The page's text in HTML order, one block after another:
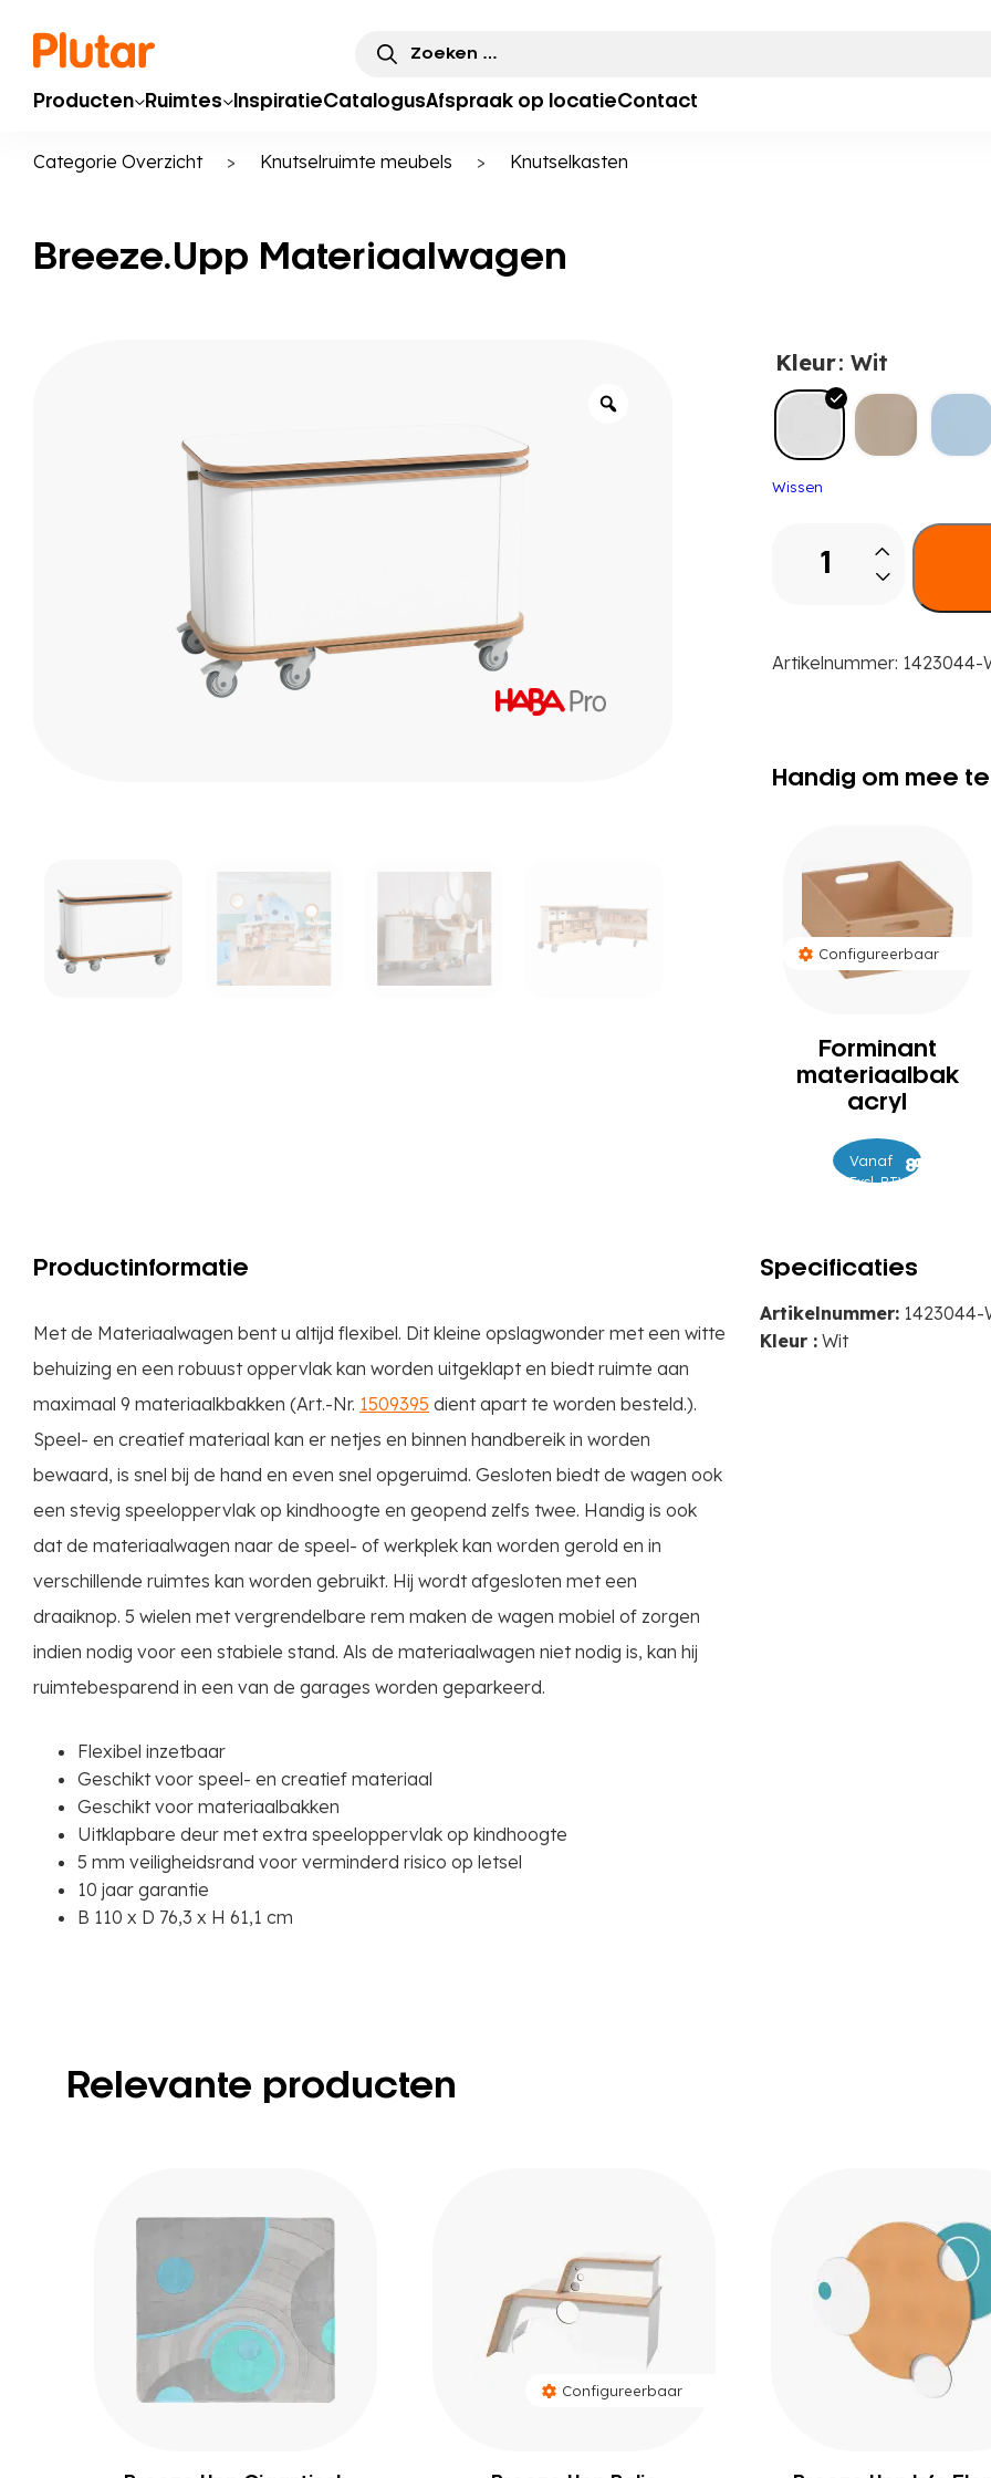
Zoeken
naar:
Producten Ruimtes InspiratieCatalogusAfspraak op locatieContact
Categorie Overzicht > Knutselruimte meubels > Knutselkasten
Breeze.Upp Materiaalwagen
Kleur: Wit
Wissen
Materiaalwagen
Artikelnummer: 1423044-
Handig om mee
Configureerbaar
Forminant
materiaalbak
acryl
Vanaf 85
94
Excl. BTW
Productinformatie
Met de Materiaalwagen bent u altijd flexibel. Dit kleine opslagwonder met een witte
behuizing en een robuust oppervlak kan worden uitgeklapt en biedt ruimte aan
maximaal 9 materiaalkbakken (Art.-Nr. 1509395 dient apart te worden besteld.).
Speel- en creatief materiaal kan er netjes en binnen handbereik in worden
bewaard, is snel bij de hand en even snel opgeruimd. Gesloten biedt de wagen ook
een stevig speeloppervlak op kindhoogte en geopend zelfs twee. Handig is ook
dat de materiaalwagen naar de speel- of werkplek kan worden gerold en in
verschillende ruimtes kan worden gebruikt. Hij wordt afgesloten met een
draaiknop. 5 wielen met vergrendelbare rem maken de wagen mobiel of zorgen
indien nodig voor een stabiele stand. Als de materiaalwagen niet nodig is, kan hij
ruimtebesparend in een van de garages worden geparkeerd.
Flexibel inzetbaar
Geschikt voor speel- en creatief materiaal
Geschikt voor materiaalbakken
Uitklapbare deur met extra speeloppervlak op kindhoogte
5 mm veiligheidsrand voor verminderd risico op letsel
10 jaar garantie
B 110 x D 76,3 x H 61,1 cm
Specificaties
Artikelnummer: 1423044-
Kleur : Wit
Relevante producten
Configureerbaar